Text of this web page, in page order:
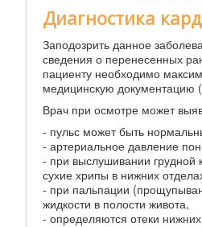
Диагностика
Заподозрить данное
сведения о перенесенных
пациенту необходимо
медицинскую документацию
Врач при осмотре может
- пульс может быть
- артериальное давление
- при выслушивании грудной
сухие хрипы в нижних
- при пальпации
жидкости в полости живота,
- определяются отеки